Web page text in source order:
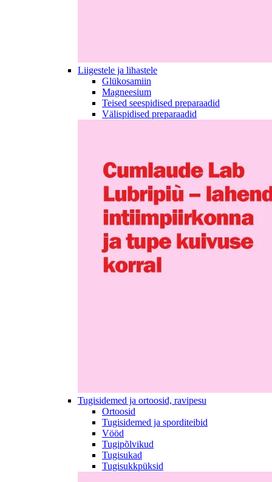
Liigestele ja lihastele
Glükosamiin
Magneesium
Teised seespidised preparaadid
Välispidised preparaadid
Tugisidemed ja ortoosid, ravipesu
Ortoosid
Tugisidemed ja sporditeibid
Vööd
Tugipõlvikud
Tugisukad
Tugisukkpüksid